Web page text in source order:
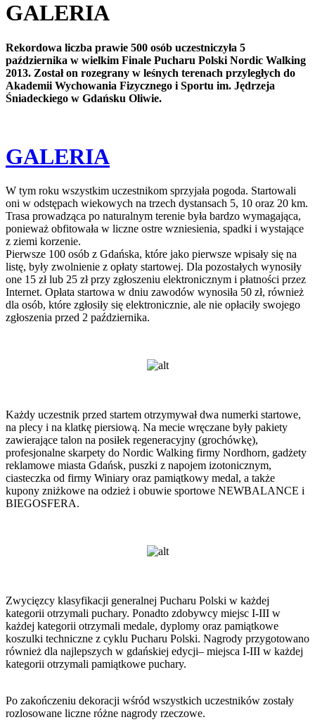
GALERIA
Rekordowa liczba prawie 500 osób uczestniczyła 5
października w wielkim Finale Pucharu Polski Nordic Walking
2013. Został on rozegrany w leśnych terenach przyległych do
Akademii Wychowania Fizycznego i Sportu im. Jędrzeja
Śniadeckiego w Gdańsku Oliwie.
GALERIA
W tym roku wszystkim uczestnikom sprzyjała pogoda. Startowali
oni w odstępach wiekowych na trzech dystansach 5, 10 oraz 20 km.
Trasa prowadząca po naturalnym terenie była bardzo wymagająca,
ponieważ obfitowała w liczne ostre wzniesienia, spadki i wystające
z ziemi korzenie.
Pierwsze 100 osób z Gdańska, które jako pierwsze wpisały się na
listę, były zwolnienie z opłaty startowej. Dla pozostałych wynosiły
one 15 zł lub 25 zł przy zgłoszeniu elektronicznym i płatności przez
Internet. Opłata startowa w dniu zawodów wynosiła 50 zł, również
dla osób, które zgłosiły się elektronicznie, ale nie opłaciły swojego
zgłoszenia przed 2 października.
Każdy uczestnik przed startem otrzymywał dwa numerki startowe,
na plecy i na klatkę piersiową. Na mecie wręczane były pakiety
zawierające talon na posiłek regeneracyjny (grochówkę),
profesjonalne skarpety do Nordic Walking firmy Nordhorn, gadżety
reklamowe miasta Gdańsk, puszki z napojem izotonicznym,
ciasteczka od firmy Winiary oraz pamiątkowy medal, a także
kupony zniżkowe na odzież i obuwie sportowe NEWBALANCE i
BIEGOSFERA.
Zwycięzcy klasyfikacji generalnej Pucharu Polski w każdej
kategorii otrzymali puchary. Ponadto zdobywcy miejsc I-III w
każdej kategorii otrzymali medale, dyplomy oraz pamiątkowe
koszulki techniczne z cyklu Pucharu Polski. Nagrody przygotowano
również dla najlepszych w gdańskiej edycji– miejsca I-III w każdej
kategorii otrzymali pamiątkowe puchary.
Po zakończeniu dekoracji wśród wszystkich uczestników zostały
rozlosowane liczne różne nagrody rzeczowe.